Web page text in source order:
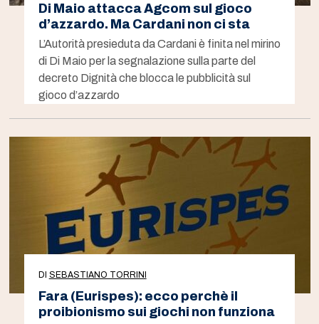
Di Maio attacca Agcom sul gioco
d’azzardo. Ma Cardani non ci sta
L’Autorità presieduta da Cardani è finita nel mirino
di Di Maio per la segnalazione sulla parte del
decreto Dignità che blocca le pubblicità sul
gioco d’azzardo
DI SEBASTIANO TORRINI
Fara (Eurispes): ecco perchè il
proibionismo sui giochi non funziona